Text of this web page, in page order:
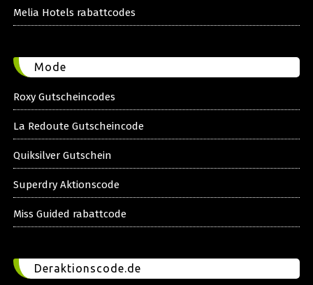
Melia Hotels rabattcodes
Mode
Roxy Gutscheincodes
La Redoute Gutscheincode
Quiksilver Gutschein
Superdry Aktionscode
Miss Guided rabattcode
Deraktionscode.de